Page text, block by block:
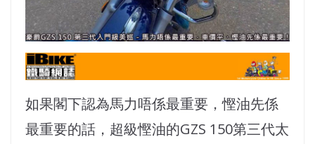
如果閣下認為馬力唔係最重要，慳油先係
最重要的話，超級慳油的GZS 150第三代太